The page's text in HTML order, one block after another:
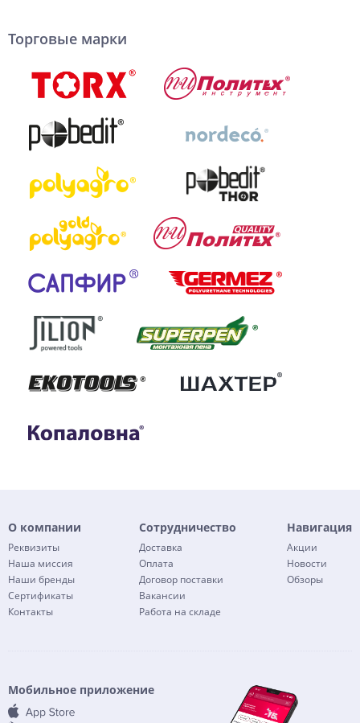
Торговые марки
О компании
Реквизиты
Наша миссия
Наши бренды
Сертификаты
Контакты
Сотрудничество
Доставка
Оплата
Договор поставки
Вакансии
Работа на складе
Навигация
Акции
Новости
Обзоры
Мобильное приложение